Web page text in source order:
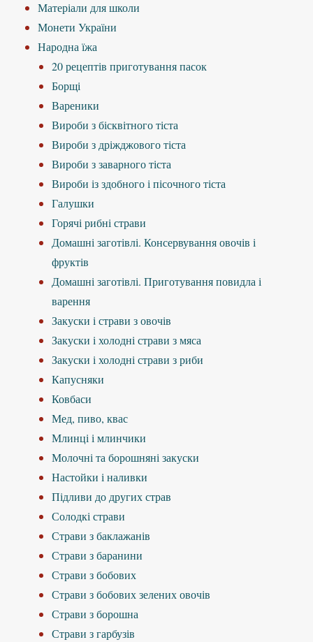
Матеріали для школи
Монети України
Народна їжа
20 рецептів приготування пасок
Борщі
Вареники
Вироби з бісквітного тіста
Вироби з дріжджового тіста
Вироби з заварного тіста
Вироби із здобного і пісочного тіста
Галушки
Горячі рибні страви
Домашні заготівлі. Консервування овочів і
фруктів
Домашні заготівлі. Приготування повидла і
варення
Закуски і страви з овочів
Закуски і холодні страви з мяса
Закуски і холодні страви з риби
Капусняки
Ковбаси
Мед, пиво, квас
Млинці і млинчики
Молочні та борошняні закуски
Настойки і наливки
Підливи до других страв
Солодкі страви
Страви з баклажанів
Страви з баранини
Страви з бобових
Страви з бобових зелених овочів
Страви з борошна
Страви з гарбузів